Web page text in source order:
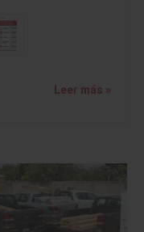
Leer más »